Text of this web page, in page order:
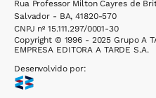
Rua Professor Milton Cayres de
Salvador - BA, 41820-570
CNPJ nº 15.111.297/0001-30
Copyright © 1996 - 2025 Grupo A
EMPRESA EDITORA A TARDE S.A.
Desenvolvido por: